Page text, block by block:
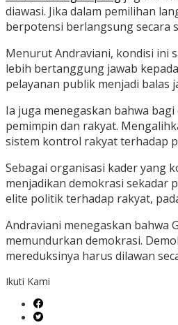
diawasi. Jika dalam pemilihan
berpotensi berlangsung secara
Menurut Andraviani, kondisi ini
lebih bertanggung jawab
pelayanan publik menjadi balas
Ia juga menegaskan bahwa
pemimpin dan rakyat.
sistem kontrol rakyat terhadap
Sebagai organisasi kader yang
menjadikan demokrasi sekadar
elite politik terhadap rakyat,
Andraviani menegaskan bahwa
memundurkan demokrasi.
mereduksinya harus dilawan
Ikuti Kami